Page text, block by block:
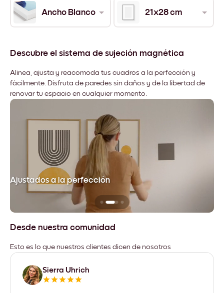
Ancho Blanco 21x28 cm
Descubre el sistema de sujeción magnética
Alinea, ajusta y reacomoda tus cuadros a la perfección y
fácilmente. Disfruta de paredes sin daños y de la libertad de
renovar tu espacio en cualquier momento.
Ajustados a la perfección
Desde nuestra comunidad
Esto es lo que nuestros clientes dicen de nosotros
Sierra Uhrich